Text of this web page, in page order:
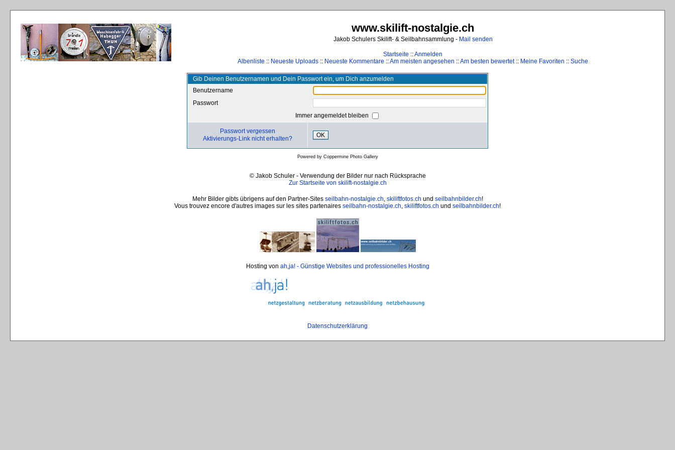
www.skilift-nostalgie.ch
Jakob Schulers Skilift- & Seilbahnsammlung - Mail senden
Startseite ::Anmelden
Albenliste :: Neueste Uploads :: Neueste Kommentare ::Am meisten angesehen ::Am besten bewertet:: Meine Favoriten :: Suche
Gib Deinen Benutzernamen und Dein Passwort ein, um Dich anzumelden
Benutzername
Passwort
Immer angemeldet bleiben
Passwort vergessen
Aktivierungs-Link nicht erhalten?
OK
Powered by Coppermine Photo Gallery
© Jakob Schuler - Verwendung der Bilder nur nach Rücksprache
Zur Startseite von skilift-nostalgie.ch
Mehr Bilder gibts übrigens auf den Partner-Sites seilbahn-nostalgie.ch, skiliftfotos.ch und seilbahnbilder.ch!
Vous trouvez encore d'autres images sur les sites partenaires seilbahn-nostalgie.ch, skiliftfotos.ch und seilbahnbilder.ch!
Hosting von ah,ja! - Günstige Websites und professionelles Hosting
Datenschutzerklärung